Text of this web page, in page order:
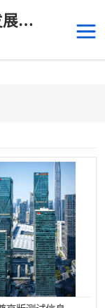
深圳市海裕投资发展有限公司
城
技生态园
区
庙